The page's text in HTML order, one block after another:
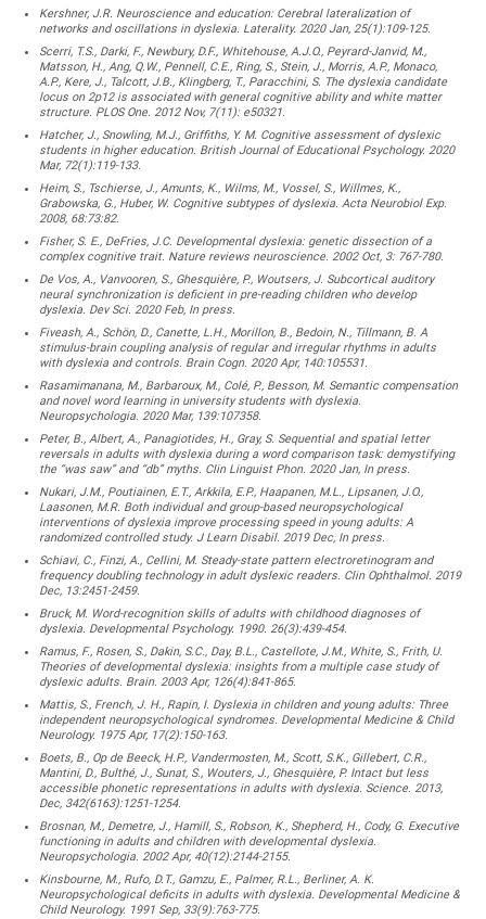
Kershner, J.R. Neuroscience and education: Cerebral lateralization of
networks and oscillations in dyslexia. Laterality. 2020 Jan, 25(1):109-125.
Scerri, T.S., Darki, F., Newbury, D.F., Whitehouse, A.J.O., Peyrard-Janvid, M.,
Matsson, H., Ang, Q.W., Pennell, C.E., Ring, S., Stein, J., Morris, A.P., Monaco,
A.P., Kere, J., Talcott, J.B., Klingberg, T., Paracchini, S. The dyslexia candidate
locus on 2p12 is associated with general cognitive ability and white matter
structure. PLOS One. 2012 Nov, 7(11): e50321.
Hatcher, J., Snowling, M.J., Griffiths, Y. M. Cognitive assessment of dyslexic
students in higher education. British Journal of Educational Psychology. 2020
Mar, 72(1):119-133.
Heim, S., Tschierse, J., Amunts, K., Wilms, M., Vossel, S., Willmes, K.,
Grabowska, G., Huber, W. Cognitive subtypes of dyslexia. Acta Neurobiol Exp.
2008, 68:73:82.
Fisher, S. E., DeFries, J.C. Developmental dyslexia: genetic dissection of a
complex cognitive trait. Nature reviews neuroscience. 2002 Oct, 3: 767-780.
De Vos, A., Vanvooren, S., Ghesquière, P., Woutsers, J. Subcortical auditory
neural synchronization is deficient in pre-reading children who develop
dyslexia. Dev Sci. 2020 Feb, In press.
Fiveash, A., Schön, D., Canette, L.H., Morillon, B., Bedoin, N., Tillmann, B. A
stimulus-brain coupling analysis of regular and irregular rhythms in adults
with dyslexia and controls. Brain Cogn. 2020 Apr, 140:105531.
Rasamimanana, M., Barbaroux, M., Colé, P., Besson, M. Semantic compensation
and novel word learning in university students with dyslexia.
Neuropsychologia. 2020 Mar, 139:107358.
Peter, B., Albert, A., Panagiotides, H., Gray, S. Sequential and spatial letter
reversals in adults with dyslexia during a word comparison task: demystifying
the “was saw” and “db” myths. Clin Linguist Phon. 2020 Jan, In press.
Nukari, J.M., Poutiainen, E.T., Arkkila, E.P., Haapanen, M.L., Lipsanen, J.O.,
Laasonen, M.R. Both individual and group-based neuropsychological
interventions of dyslexia improve processing speed in young adults: A
randomized controlled study. J Learn Disabil. 2019 Dec, In press.
Schiavi, C., Finzi, A., Cellini, M. Steady-state pattern electroretinogram and
frequency doubling technology in adult dyslexic readers. Clin Ophthalmol. 2019
Dec, 13:2451-2459.
Bruck, M. Word-recognition skills of adults with childhood diagnoses of
dyslexia. Developmental Psychology. 1990. 26(3):439-454.
Ramus, F., Rosen, S., Dakin, S.C., Day, B.L., Castellote, J.M., White, S., Frith, U.
Theories of developmental dyslexia: insights from a multiple case study of
dyslexic adults. Brain. 2003 Apr, 126(4):841-865.
Mattis, S., French, J. H., Rapin, I. Dyslexia in children and young adults: Three
independent neuropsychological syndromes. Developmental Medicine & Child
Neurology. 1975 Apr, 17(2):150-163.
Boets, B., Op de Beeck, H.P., Vandermosten, M., Scott, S.K., Gillebert, C.R.,
Mantini, D., Bulthé, J., Sunat, S., Wouters, J., Ghesquière, P. Intact but less
accessible phonetic representations in adults with dyslexia. Science. 2013,
Dec, 342(6163):1251-1254.
Brosnan, M., Demetre, J., Hamill, S., Robson, K., Shepherd, H., Cody, G. Executive
functioning in adults and children with developmental dyslexia.
Neuropsychologia. 2002 Apr, 40(12):2144-2155.
Kinsbourne, M., Rufo, D.T., Gamzu, E., Palmer, R.L., Berliner, A. K.
Neuropsychological deficits in adults with dyslexia. Developmental Medicine &
Child Neurology. 1991 Sep, 33(9):763-775.